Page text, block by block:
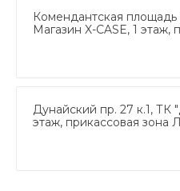
Комендантская
Магазин X-CASE, 1
Дунайский пр. 27 к.1, ТК
этаж, прикассовая зона